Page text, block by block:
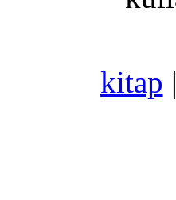
kitap